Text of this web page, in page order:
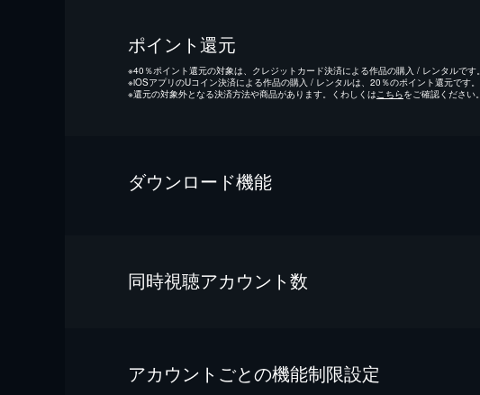
ポイント還元
※40％ポイント還元の対象は、クレジットカード決済による作品の購入 / レンタルです。
※iOSアプリのUコイン決済による作品の購入 / レンタルは、20％のポイント還元です。
※還元の対象外となる決済方法や商品があります。くわしくは こちらをご確認ください。
ダウンロード機能
同時視聴アカウント数
アカウントごとの機能制限設定